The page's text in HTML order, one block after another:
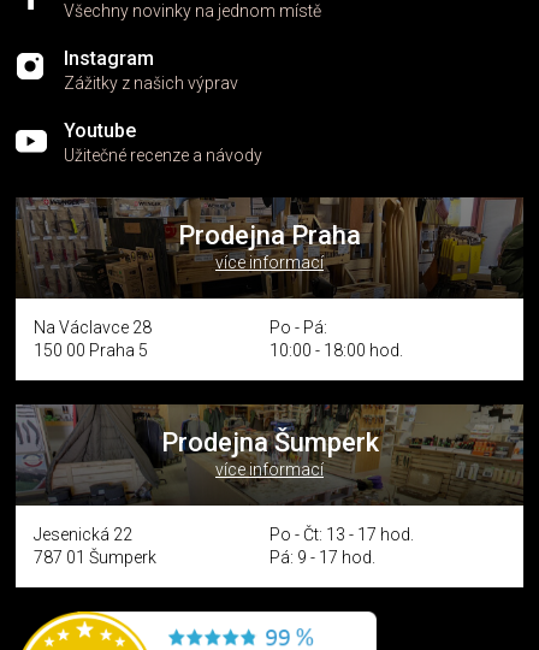
Všechny novinky na jednom místě
Instagram
Zážitky z našich výprav
Youtube
Užitečné recenze a návody
Prodejna Praha
více informací
Na Václavce 28
150 00 Praha 5
Po - Pá:
10:00 - 18:00 hod.
Prodejna Šumperk
více informací
Jesenická 22
787 01 Šumperk
Po - Čt: 13 - 17 hod.
Pá: 9 - 17 hod.